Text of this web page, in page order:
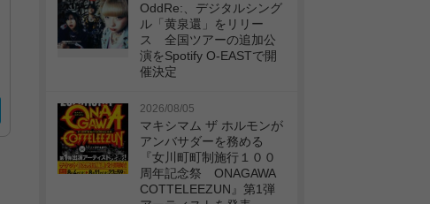
OddRe:、デジタルシング
ル「黄泉還」をリリー
ス 全国ツアーの追加公
演をSpotify O-EASTで開
催決定
2026/08/05
マキシマム ザ ホルモンが
アンバサダーを務める
『女川町町制施行１００
周年記念祭 ONAGAWA
COTTELEEZUN』第1弾